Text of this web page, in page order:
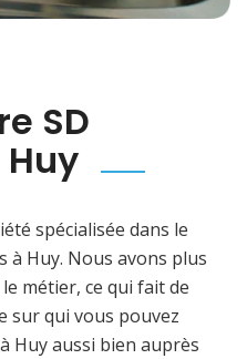
SD
spécialisée dans le
à Huy. Nous avons plus
métier, ce qui fait de
sur qui vous pouvez
Huy aussi bien auprès